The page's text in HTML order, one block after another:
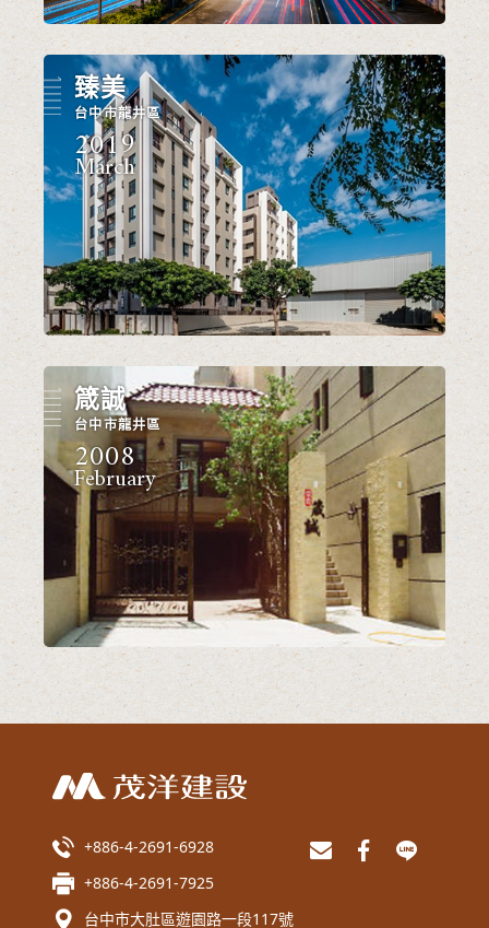
臻美
台中市龍井區
2019
March
箴誠
台中市龍井區
2008
February
+886-4-2691-6928
+886-4-2691-7925
台中市大肚區遊園路一段117號